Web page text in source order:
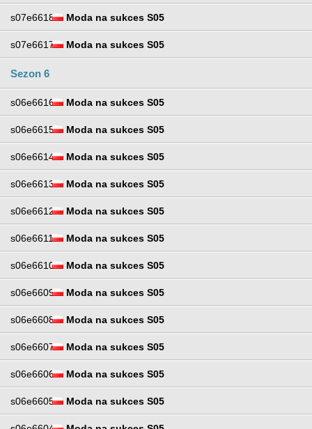
s07e6618 Moda na sukces S05
s07e6617 Moda na sukces S05
Sezon 6
s06e6616 Moda na sukces S05
s06e6615 Moda na sukces S05
s06e6614 Moda na sukces S05
s06e6613 Moda na sukces S05
s06e6612 Moda na sukces S05
s06e6611 Moda na sukces S05
s06e6610 Moda na sukces S05
s06e6609 Moda na sukces S05
s06e6608 Moda na sukces S05
s06e6607 Moda na sukces S05
s06e6606 Moda na sukces S05
s06e6605 Moda na sukces S05